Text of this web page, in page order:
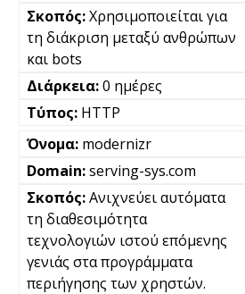
Χρησιμοποιείται για
τη διάκριση μεταξύ ανθρώπων
και bots
0 ημέρες
HTTP
modernizr
serving-sys.com
Ανιχνεύει αυτόματα
τη διαθεσιμότητα
τεχνολογιών ιστού επόμενης
γενιάς στα προγράμματα
περιήγησης των χρηστών.